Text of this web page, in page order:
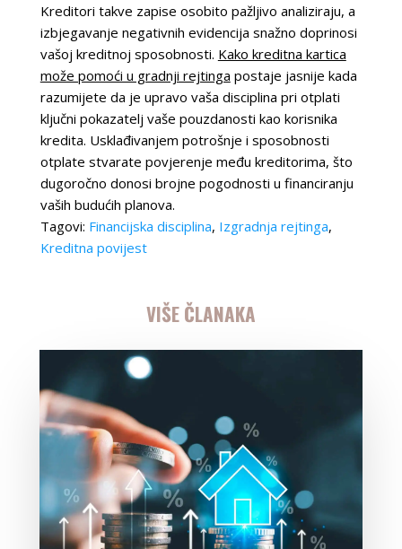
Kreditori takve zapise osobito pažljivo analiziraju, a
izbjegavanje negativnih evidencija snažno doprinosi
vašoj kreditnoj sposobnosti. Kako kreditna kartica
može pomoći u gradnji rejtinga postaje jasnije kada
razumijete da je upravo vaša disciplina pri otplati
ključni pokazatelj vaše pouzdanosti kao korisnika
kredita. Usklađivanjem potrošnje i sposobnosti
otplate stvarate povjerenje među kreditorima, što
dugoročno donosi brojne pogodnosti u financiranju
vaših budućih planova.
Tagovi: Financijska disciplina, Izgradnja rejtinga,
Kreditna povijest
VIŠE ČLANAKA